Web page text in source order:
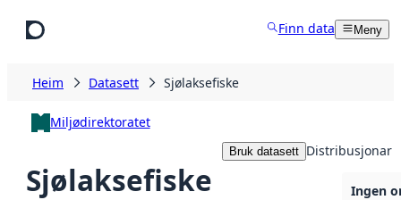
Finn data Meny
Heim Datasett Sjølaksefiske
Miljødirektoratet
Sjølaksefiske
Bruk datasett Distribusjonar
Ingen